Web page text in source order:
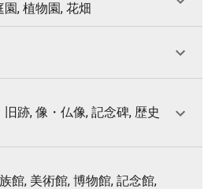
園, 植物園, 花畑
跡, 像・仏像, 記念碑, 歴史
館, 美術館, 博物館, 記念館,